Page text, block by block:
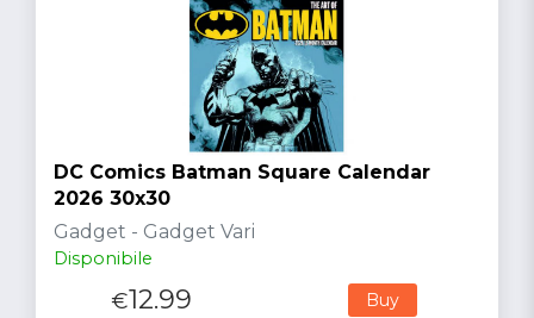
DC Comics Batman Square Calendar
2026 30x30
Gadget - Gadget Vari
Disponibile
€12.99 Buy